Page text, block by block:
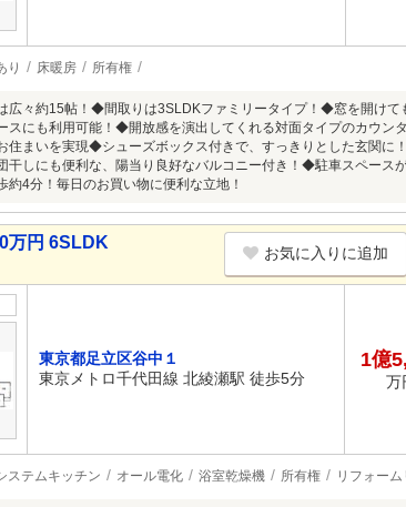
り 床暖房 所有権
広々約15帖！◆間取りは3SLDKファミリータイプ！◆窓を開けて
スにも利用可能！◆開放感を演出してくれる対面タイプのカウ
住まいを実現◆シューズボックス付きで、すっきりとした玄関
干しにも便利な、陽当り良好なバルコニー付き！◆駐車スペース
約4分！毎日のお買い物に便利な立地！
万円 6SLDK
お気に入りに追加
東京都足立区谷中１
東京メトロ千代田線 北綾瀬駅 徒歩5分
1億
万
ステムキッチン オール電化 浴室乾燥機 所有権 リフォー